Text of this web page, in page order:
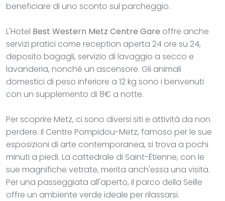
beneficiare di uno sconto sul parcheggio.
L'Hotel Best Western Metz Centre Gare offre anche
servizi pratici come reception aperta 24 ore su 24,
deposito bagagli, servizio di lavaggio a secco e
lavanderia, nonché un ascensore. Gli animali
domestici di peso inferiore a 12 kg sono i benvenuti
con un supplemento di 8€ a notte.
Per scoprire Metz, ci sono diversi siti e attività da non
perdere. Il Centre Pompidou-Metz, famoso per le sue
esposizioni di arte contemporanea, si trova a pochi
minuti a piedi. La cattedrale di Saint-Étienne, con le
sue magnifiche vetrate, merita anch'essa una visita.
Per una passeggiata all'aperto, il parco della Seille
offre un ambiente verde ideale per rilassarsi.